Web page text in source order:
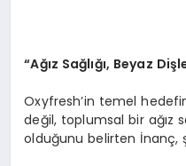
“Ağız Sağlığı, Beyaz
Oxyfresh’in temel
değil, toplumsal bir ağız
olduğunu belirten İnanç,